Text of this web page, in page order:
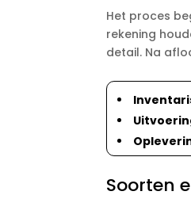
Het proces
rekening
detail. Na
Soorten